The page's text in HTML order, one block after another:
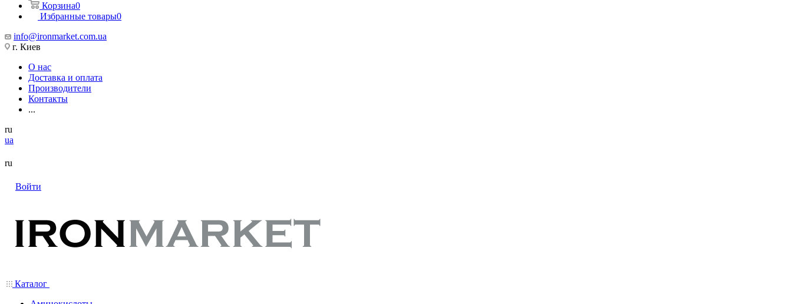
Корзина0
Избранные товары0
info@ironmarket.com.ua
г. Киев
О нас
Доставка и оплата
Производители
Контакты
...
ru
ua
ru
Войти
Каталог